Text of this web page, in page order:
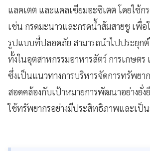
แลคเตต และแคลเซียมอะซิเตต โดยใช้ก
เช่น กรดมะนาวและกรดน้ำส้มสายชู เพื่อ
รูปแบบที่ปลอดภัย สามารถนำไปประยุก
ทั้งในอุตสาหกรรมอาหารสัตว์ การเกษต
ซึ่งเป็นแนวทางการบริหารจัดการทรัพยา
สอดคล้องกับเป้าหมายการพัฒนาอย่างยั่ง
ใช้ทรัพยากรอย่างมีประสิทธิภาพและเป็